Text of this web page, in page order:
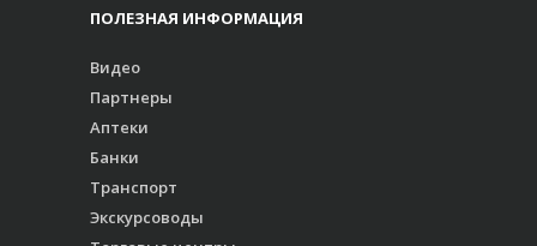
ПОЛЕЗНАЯ ИНФОРМАЦИЯ
Видео
Партнеры
Аптеки
Банки
Транспорт
Экскурсоводы